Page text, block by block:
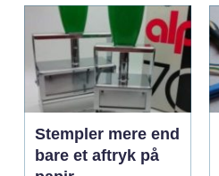
Stempler mere end
bare et aftryk på